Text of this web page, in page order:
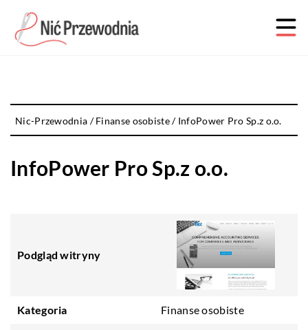
Nic-Przewodnia /Finanse osobiste/ InfoPower Pro Sp.z o.o.
InfoPower Pro Sp.z o.o.
Podgląd witryny
Kategoria Finanse osobiste